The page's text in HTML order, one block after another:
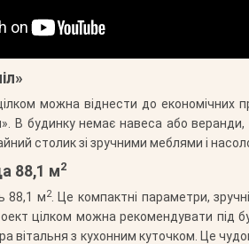
можна віднести до економічних
В будинку немає навеса або
столик зі зручними меблями і
88,1 м2
88,1 м2. Це компактні параметри,
цілком можна рекомендувати під
вітальня з кухонним куточком. Це